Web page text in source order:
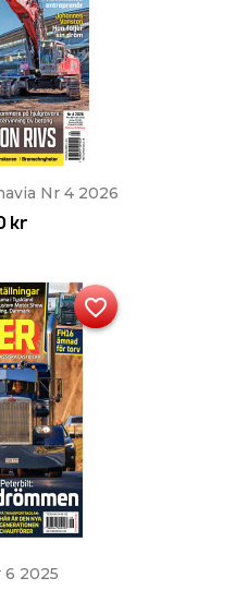
Nr 4 2026
kr
6 2025
favorite_border